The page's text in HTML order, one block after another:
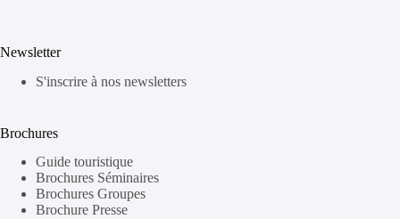
Newsletter
S'inscrire à nos newsletters
Brochures
Guide touristique
Brochures Séminaires
Brochures Groupes
Brochure Presse